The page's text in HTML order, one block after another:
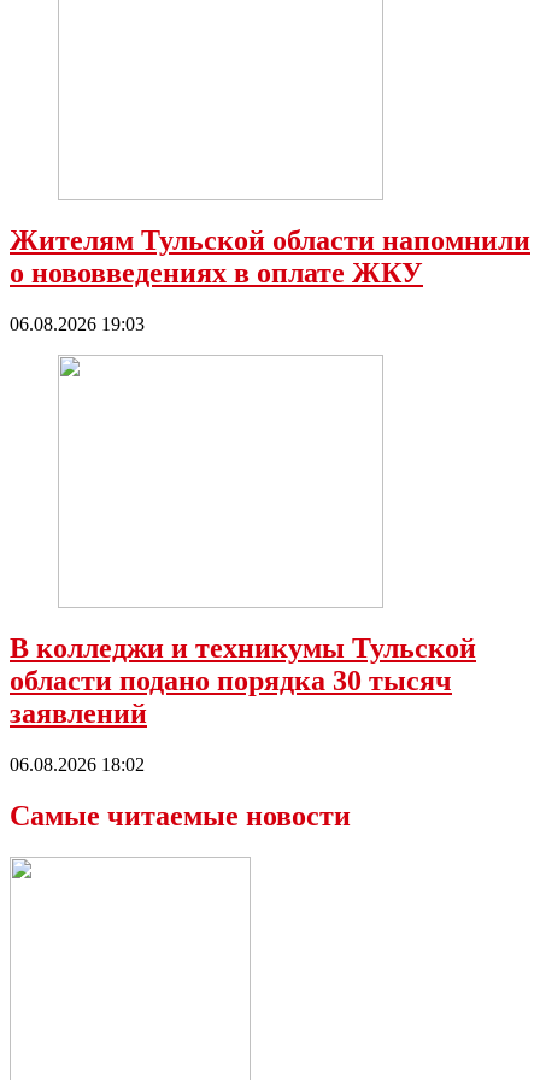
Жителям Тульской области напомнили
о нововведениях в оплате ЖКУ
06.08.2026 19:03
В колледжи и техникумы Тульской
области подано порядка 30 тысяч
заявлений
06.08.2026 18:02
Самые читаемые новости